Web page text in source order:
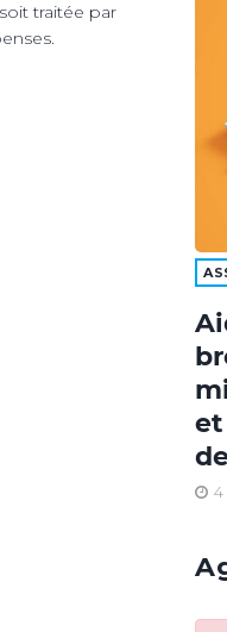
traitée par
et
4